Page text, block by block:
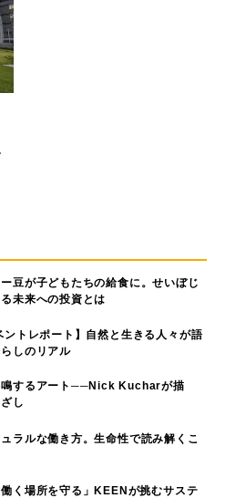
豆が子どもたちの給食に。せいぼじ
未来への投資とは
ントレポート】自然と生きる人々が語
しのリアル
鳴するアート──Nick Kucharが描
し
ラルな働き方。生命性で読み解くこ
働く場所を守る」KEENが挑むサステ